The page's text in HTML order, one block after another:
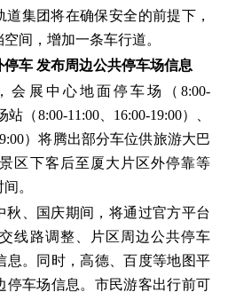
集团将在确保安全的前提下，
间，增加一条车行道。
车 发布周边公共停车场信息
会展中心地面停车场（8:00-
（8:00-11:00、16:00-19:00）、
）将腾出部分车位供旅游大巴
区下客后至厦大片区外停靠等
。
秋、国庆期间，将通过官方平台
线路调整、片区周边公共停车
息。同时，高德、百度等地图平
停车场信息。市民游客出行前可